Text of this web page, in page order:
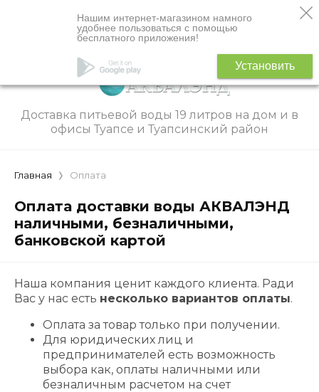
Доставка питьевой воды 19 литров на дом и в
офисы Туапсе и Туапсинский район
Главная Оплата
Оплата доставки воды АКВАЛЭНД
наличными, безналичными,
банковской картой
Наша компания ценит каждого клиента. Ради
Вас у нас есть несколько вариантов оплаты.
Оплата за товар только при получении.
Для юридических лиц и
предпринимателей есть возможность
выбора как, оплаты наличными или
безналичным расчетом на счет
Нашим интернет-магазином намного
удобнее пользоваться с помощью
бесплатного приложения!
Установить